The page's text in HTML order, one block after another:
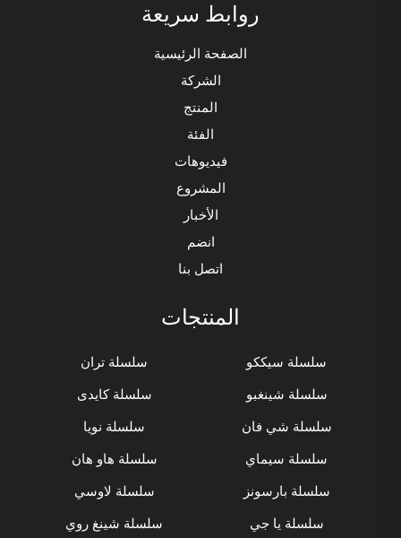
روابط سريعة
الصفحة الرئيسية
الشركة
المنتج
الفئة
فيديوهات
المشروع
الأخبار
انضم
اتصل بنا
المنتجات
سلسلة سيككو
سلسلة تران
سلسلة شينغبو
سلسلة كايدى
سلسلة شي فان
سلسلة نويا
سلسلة سيماي
سلسلة هاو هان
سلسلة بارسونز
سلسلة لاوسي
سلسلة يا جي
سلسلة شينغ روي